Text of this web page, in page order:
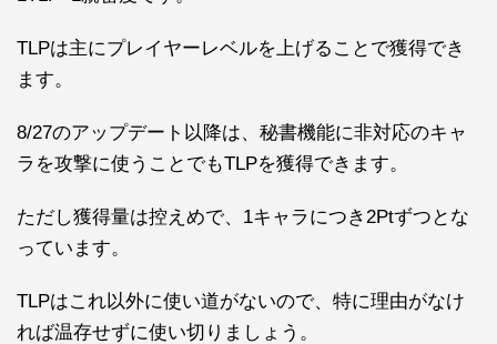
TLPは主にプレイヤーレベルを上げることで獲得でき
ます。
8/27のアップデート以降は、秘書機能に非対応のキャ
ラを攻撃に使うことでもTLPを獲得できます。
ただし獲得量は控えめで、1キャラにつき2Ptずつとな
っています。
TLPはこれ以外に使い道がないので、特に理由がなけ
れば温存せずに使い切りましょう。